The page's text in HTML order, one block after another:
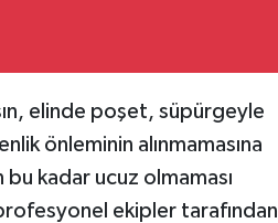
elinde poşet, süpürgeyle
önleminin alınmamasına
kadar ucuz olmaması
ekipler tarafından